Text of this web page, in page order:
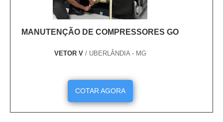
MANUTENÇÃO DE COMPRESSORES GO
VETOR V / UBERLÂNDIA - MG
COTAR AGORA